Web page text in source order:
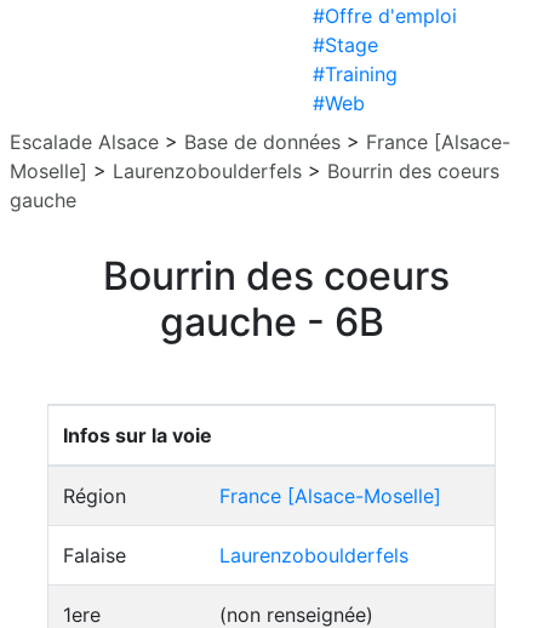
#Offre d'emploi
#Stage
#Training
#Web
Escalade Alsace > Base de données > France [Alsace-
Moselle] > Laurenzoboulderfels > Bourrin des coeurs
gauche
Bourrin des coeurs
gauche - 6B
Infos sur la voie
Région France [Alsace-Moselle]
Falaise Laurenzoboulderfels
1ere
(non renseignée)